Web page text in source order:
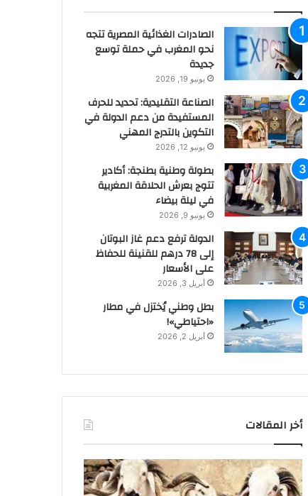
الصادرات الغذائية المصرية تتجه
نحو المغرب في حملة توسع
جديدة
يونيو 19, 2026
الصناعة التقليدية: تحديد للحرف
المستفيدة من دعم الدولة في
التكوين بالتدرج المهني
يونيو 12, 2026
بطولة وطنية بطنجة: أكادير
تتوج بعرش الحلاقة المغربية
في ليلة بيضاء
يونيو 9, 2026
الدولة ترفع دعم غاز البوتان
إلى 78 درهم للقنينة للحفاظ
على الأسعار
أبريل 3, 2026
بطل وطني يُختزل في مطار
«احتياطي»!
أبريل 2, 2026
أخر المقالات